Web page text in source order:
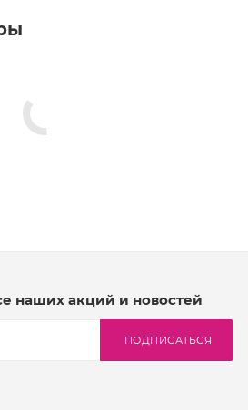
наших акций и новостей
ПОДПИСАТЬСЯ